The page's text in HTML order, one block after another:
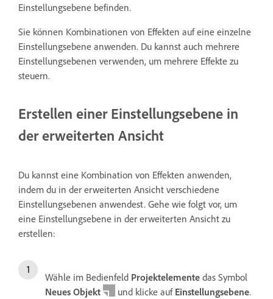
Einstellungsebene befinden.
Sie können Kombinationen von Effekten auf eine einzelne
Einstellungsebene anwenden. Du kannst auch mehrere
Einstellungsebenen verwenden, um mehrere Effekte zu
steuern.
Erstellen einer Einstellungsebene in
der erweiterten Ansicht
Du kannst eine Kombination von Effekten anwenden,
indem du in der erweiterten Ansicht verschiedene
Einstellungsebenen anwendest. Gehe wie folgt vor, um
eine Einstellungsebene in der erweiterten Ansicht zu
erstellen:
Wähle im Bedienfeld Projektelemente das Symbol
Neues Objekt
und klicke auf Einstellungsebene.